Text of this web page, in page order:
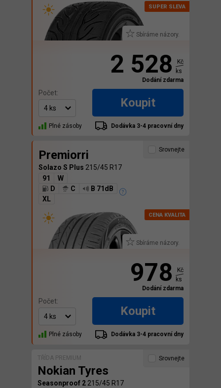
Sbíráme názory.
2 528
Kč
ks
Dodání zdarma
Počet:
Koupit
Plné zásoby Dodávka 3-4 pracovní dny
Premiorri
Solazo S Plus 215/45 R17
91
W
D
C
B 71dB
XL
Sbíráme názory.
Srovnejte
978
Kč
ks
Dodání zdarma
Počet:
Koupit
Plné zásoby Dodávka 3-4 pracovní dny
TŘÍDA PREMIUM
Nokian Tyres
Seasonproof 2 215/45 R17
Srovnejte